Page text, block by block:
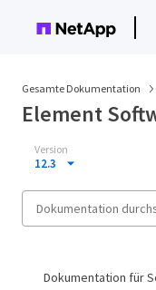
Gesamte Dokumentation
Element
Version
12.3
Dokumentation für